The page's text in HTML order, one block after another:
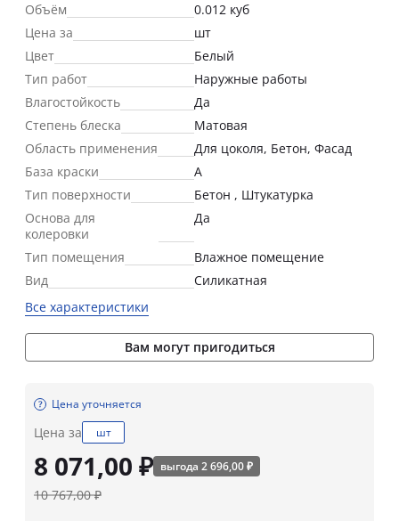
Объём
0.012 куб
Цена за
шт
Цвет
Белый
Тип работ
Наружные работы
Влагостойкость
Да
Степень блеска
Матовая
Область применения
Для цоколя, Бетон, Фасад
База краски
А
Тип поверхности
Бетон , Штукатурка
Основа для
колеровки
Да
Тип помещения
Влажное помещение
Вид
Силикатная
Все характеристики
Вам могут пригодиться
Цена уточняется
Цена за шт
8 071,00 ₽ выгода 2 696,00 ₽
10 767,00 ₽